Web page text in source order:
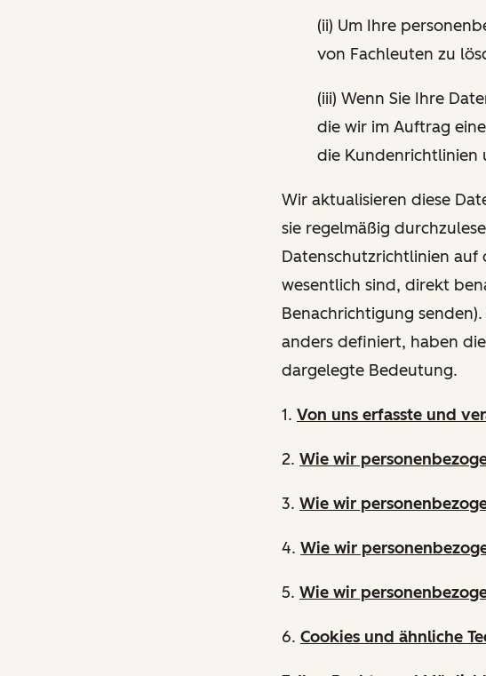
(ii) Um Ihre
von Fachleuten zu
(iii) Wenn Sie Ihre
die wir im Auftrag
die Kundenrichtlinien
Wir aktualisieren diese
sie regelmäßig
Datenschutzrichtlinien auf
wesentlich sind, direkt
Benachrichtigung
anders definiert, haben
dargelegte Bedeutung.
1. Von uns erfasste und
2. Wie wir
3. Wie wir
4. Wie wir
5. Wie wir
6. Cookies und ähnliche